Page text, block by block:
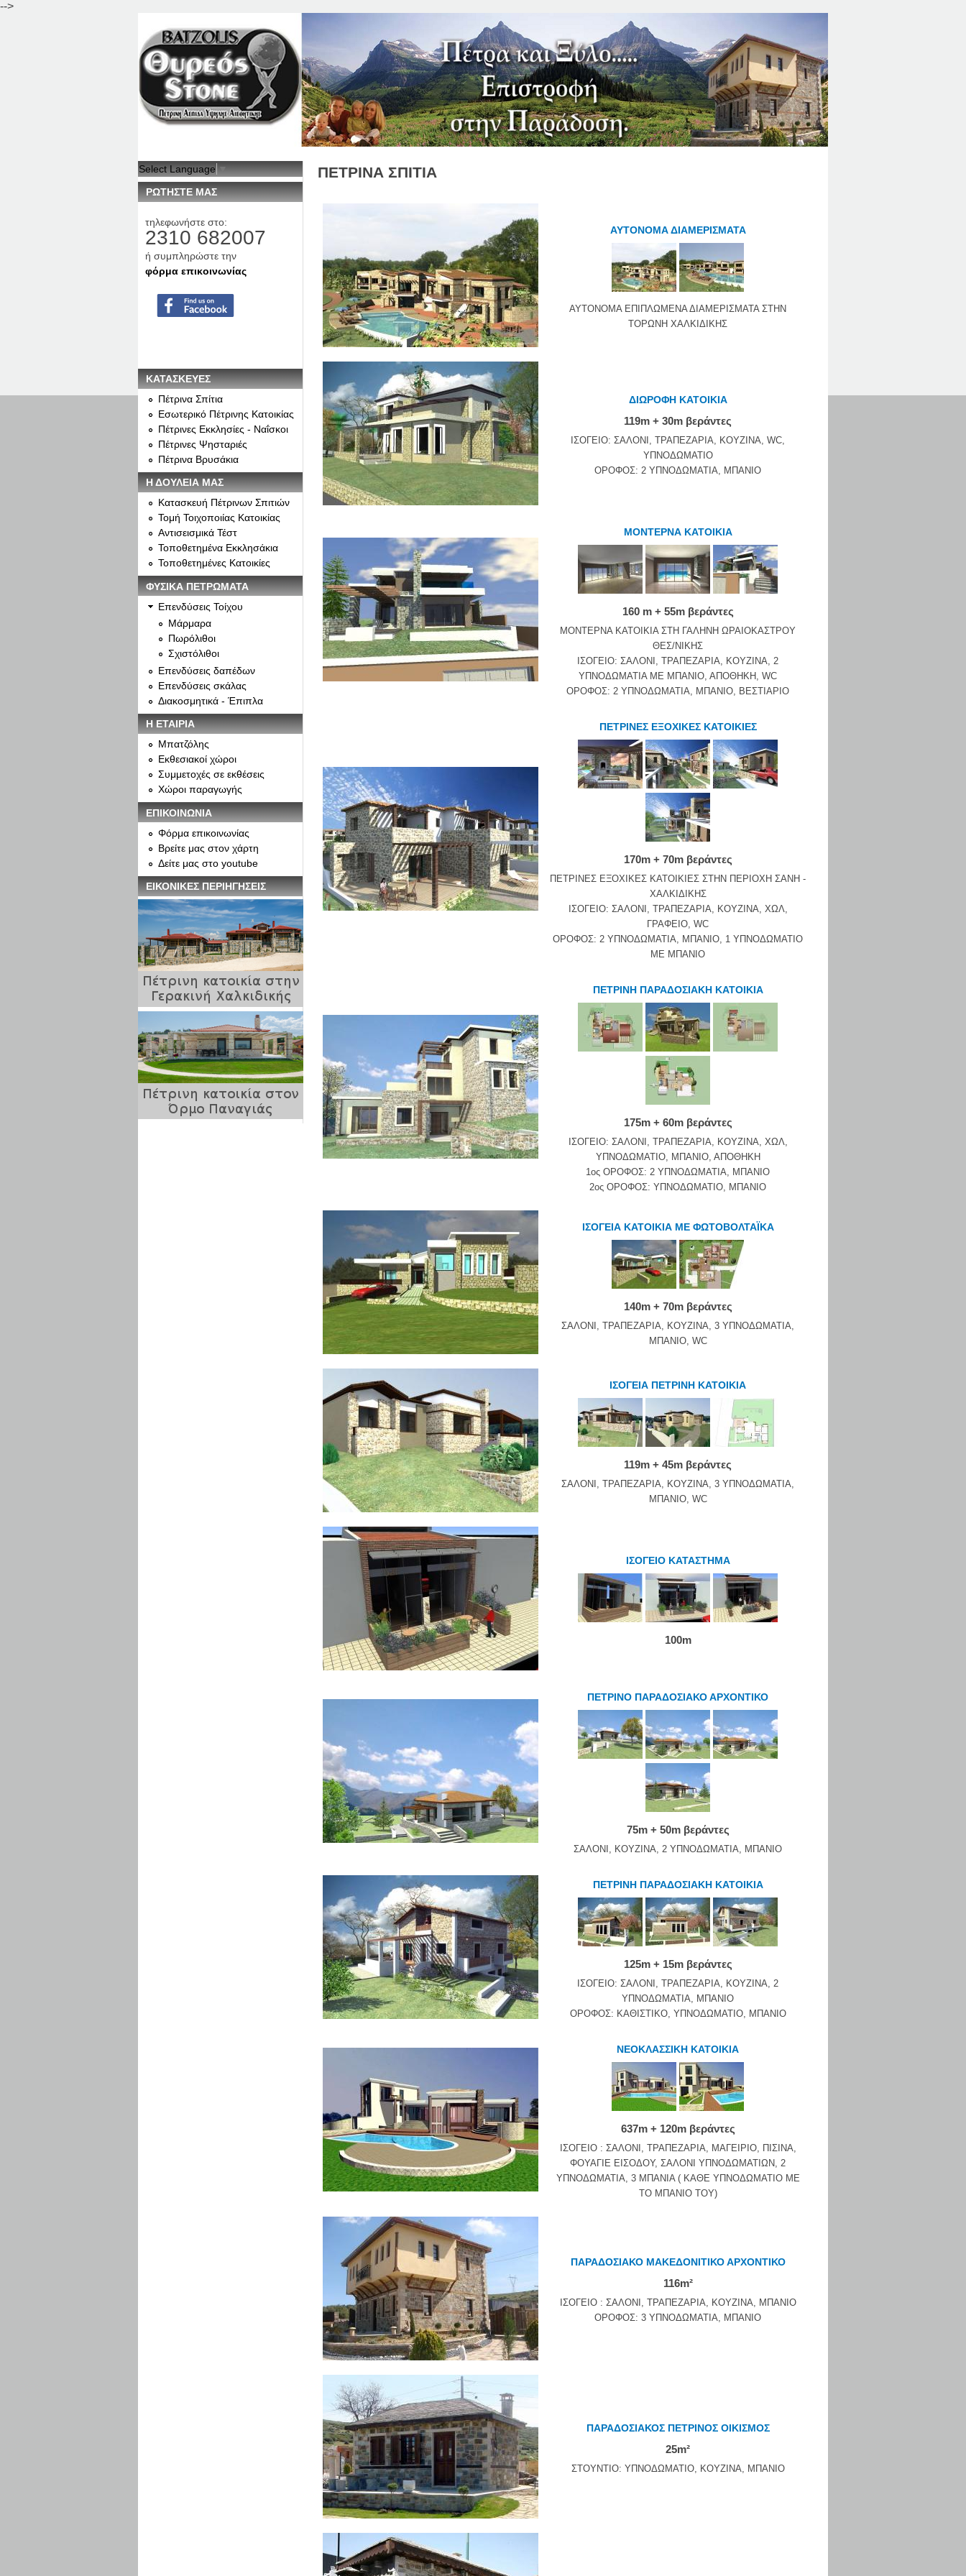
-->
Jump to Navigation
ΠΕΤΡΙΝΑ ΣΠΙΤΙΑ
ΑΥΤΟΝΟΜΑ ΔΙΑΜΕΡΙΣΜΑΤΑ
ΑΥΤΟΝΟΜΑ ΕΠΙΠΛΩΜΕΝΑ ΔΙΑΜΕΡΙΣΜΑΤΑ ΣΤΗΝ
ΤΟΡΩΝΗ ΧΑΛΚΙΔΙΚΗΣ
ΔΙΩΡΟΦΗ ΚΑΤΟΙΚΙΑ
119m + 30m βεράντες
ΙΣΟΓΕΙΟ: ΣΑΛΟΝΙ, ΤΡΑΠΕΖΑΡΙΑ, ΚΟΥΖΙΝΑ, WC,
ΥΠΝΟΔΩΜΑΤΙΟ
ΟΡΟΦΟΣ: 2 ΥΠΝΟΔΩΜΑΤΙΑ, ΜΠΑΝΙΟ
ΜΟΝΤΕΡΝΑ ΚΑΤΟΙΚΙΑ
160 m + 55m βεράντες
ΜΟΝΤΕΡΝΑ ΚΑΤΟΙΚΙΑ ΣΤΗ ΓΑΛΗΝΗ ΩΡΑΙΟΚΑΣΤΡΟΥ
ΘΕΣ/ΝΙΚΗΣ
ΙΣΟΓΕΙΟ: ΣΑΛΟΝΙ, ΤΡΑΠΕΖΑΡΙΑ, ΚΟΥΖΙΝΑ, 2
ΥΠΝΟΔΩΜΑΤΙΑ ΜΕ ΜΠΑΝΙΟ, ΑΠΟΘΗΚΗ, WC
ΟΡΟΦΟΣ: 2 ΥΠΝΟΔΩΜΑΤΙΑ, ΜΠΑΝΙΟ, ΒΕΣΤΙΑΡΙΟ
ΠΕΤΡΙΝΕΣ ΕΞΟΧΙΚΕΣ ΚΑΤΟΙΚΙΕΣ
170m + 70m βεράντες
ΠΕΤΡΙΝΕΣ ΕΞΟΧΙΚΕΣ ΚΑΤΟΙΚΙΕΣ ΣΤΗΝ ΠΕΡΙΟΧΗ ΣΑΝΗ -
ΧΑΛΚΙΔΙΚΗΣ
ΙΣΟΓΕΙΟ: ΣΑΛΟΝΙ, ΤΡΑΠΕΖΑΡΙΑ, ΚΟΥΖΙΝΑ, ΧΩΛ,
ΓΡΑΦΕΙΟ, WC
ΟΡΟΦΟΣ: 2 ΥΠΝΟΔΩΜΑΤΙΑ, ΜΠΑΝΙΟ, 1 ΥΠΝΟΔΩΜΑΤΙΟ
ΜΕ ΜΠΑΝΙΟ
ΠΕΤΡΙΝΗ ΠΑΡΑΔΟΣΙΑΚΗ ΚΑΤΟΙΚΙΑ
175m + 60m βεράντες
ΙΣΟΓΕΙΟ: ΣΑΛΟΝΙ, ΤΡΑΠΕΖΑΡΙΑ, ΚΟΥΖΙΝΑ, ΧΩΛ,
ΥΠΝΟΔΩΜΑΤΙΟ, ΜΠΑΝΙΟ, ΑΠΟΘΗΚΗ
1ος ΟΡΟΦΟΣ: 2 ΥΠΝΟΔΩΜΑΤΙΑ, ΜΠΑΝΙΟ
2ος ΟΡΟΦΟΣ: ΥΠΝΟΔΩΜΑΤΙΟ, ΜΠΑΝΙΟ
ΙΣΟΓΕΙΑ ΚΑΤΟΙΚΙΑ ΜΕ ΦΩΤΟΒΟΛΤΑΪΚΑ
140m + 70m βεράντες
ΣΑΛΟΝΙ, ΤΡΑΠΕΖΑΡΙΑ, ΚΟΥΖΙΝΑ, 3 ΥΠΝΟΔΩΜΑΤΙΑ,
ΜΠΑΝΙΟ, WC
ΙΣΟΓΕΙΑ ΠΕΤΡΙΝΗ ΚΑΤΟΙΚΙΑ
119m + 45m βεράντες
ΣΑΛΟΝΙ, ΤΡΑΠΕΖΑΡΙΑ, ΚΟΥΖΙΝΑ, 3 ΥΠΝΟΔΩΜΑΤΙΑ,
ΜΠΑΝΙΟ, WC
ΙΣΟΓΕΙΟ ΚΑΤΑΣΤΗΜΑ
100m
ΠΕΤΡΙΝΟ ΠΑΡΑΔΟΣΙΑΚΟ ΑΡΧΟΝΤΙΚΟ
75m + 50m βεράντες
ΣΑΛΟΝΙ, ΚΟΥΖΙΝΑ, 2 ΥΠΝΟΔΩΜΑΤΙΑ, ΜΠΑΝΙΟ
ΠΕΤΡΙΝΗ ΠΑΡΑΔΟΣΙΑΚΗ ΚΑΤΟΙΚΙΑ
125m + 15m βεράντες
ΙΣΟΓΕΙΟ: ΣΑΛΟΝΙ, ΤΡΑΠΕΖΑΡΙΑ, ΚΟΥΖΙΝΑ, 2
ΥΠΝΟΔΩΜΑΤΙΑ, ΜΠΑΝΙΟ
ΟΡΟΦΟΣ: ΚΑΘΙΣΤΙΚΟ, ΥΠΝΟΔΩΜΑΤΙΟ, ΜΠΑΝΙΟ
ΝΕΟΚΛΑΣΣΙΚΗ ΚΑΤΟΙΚΙΑ
637m + 120m βεράντες
ΙΣΟΓΕΙΟ : ΣΑΛΟΝΙ, ΤΡΑΠΕΖΑΡΙΑ, ΜΑΓΕΙΡΙΟ, ΠΙΣΙΝΑ,
ΦΟΥΑΓΙΕ ΕΙΣΟΔΟΥ, ΣΑΛΟΝΙ ΥΠΝΟΔΩΜΑΤΙΩΝ, 2
ΥΠΝΟΔΩΜΑΤΙΑ, 3 ΜΠΑΝΙΑ ( ΚΑΘΕ ΥΠΝΟΔΩΜΑΤΙΟ ΜΕ
ΤΟ ΜΠΑΝΙΟ ΤΟΥ)
ΠΑΡΑΔΟΣΙΑΚΟ ΜΑΚΕΔΟΝΙΤΙΚΟ ΑΡΧΟΝΤΙΚΟ
116m²
ΙΣΟΓΕΙΟ : ΣΑΛΟΝΙ, ΤΡΑΠΕΖΑΡΙΑ, ΚΟΥΖΙΝΑ, ΜΠΑΝΙΟ
ΟΡΟΦΟΣ: 3 ΥΠΝΟΔΩΜΑΤΙΑ, ΜΠΑΝΙΟ
ΠΑΡΑΔΟΣΙΑΚΟΣ ΠΕΤΡΙΝΟΣ ΟΙΚΙΣΜΟΣ
25m²
ΣΤΟΥΝΤΙΟ: ΥΠΝΟΔΩΜΑΤΙΟ, ΚΟΥΖΙΝΑ, ΜΠΑΝΙΟ
Select Language▼
ΡΩΤΗΣΤΕ ΜΑΣ
τηλεφωνήστε στο:
2310 682007
ή συμπληρώστε την
φόρμα επικοινωνίας
ΚΑΤΑΣΚΕΥΕΣ
Πέτρινα Σπίτια
Εσωτερικό Πέτρινης Κατοικίας
Πέτρινες Εκκλησίες - Ναΐσκοι
Πέτρινες Ψησταριές
Πέτρινα Βρυσάκια
Η ΔΟΥΛΕΙΑ ΜΑΣ
Κατασκευή Πέτρινων Σπιτιών
Τομή Τοιχοποιίας Κατοικίας
Αντισεισμικά Τέστ
Τοποθετημένα Εκκλησάκια
Τοποθετημένες Κατοικίες
ΦΥΣΙΚΑ ΠΕΤΡΩΜΑΤΑ
Επενδύσεις Τοίχου
Μάρμαρα
Πωρόλιθοι
Σχιστόλιθοι
Επενδύσεις δαπέδων
Επενδύσεις σκάλας
Διακοσμητικά - Έπιπλα
Η ΕΤΑΙΡΙΑ
Μπατζόλης
Εκθεσιακοί χώροι
Συμμετοχές σε εκθέσεις
Χώροι παραγωγής
ΕΠΙΚΟΙΝΩΝΙΑ
Φόρμα επικοινωνίας
Βρείτε μας στον χάρτη
Δείτε μας στο youtube
ΕΙΚΟΝΙΚΕΣ ΠΕΡΙΗΓΗΣΕΙΣ